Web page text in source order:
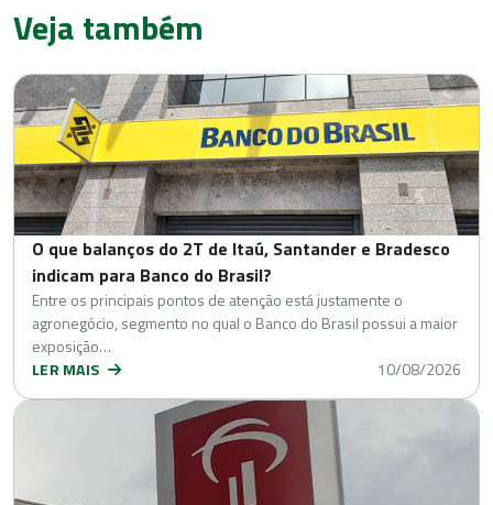
Veja também
O que balanços do 2T de Itaú, Santander e Bradesco
indicam para Banco do Brasil?
Entre os principais pontos de atenção está justamente o
agronegócio, segmento no qual o Banco do Brasil possui a maior
exposição…
LER MAIS
10/08/2026